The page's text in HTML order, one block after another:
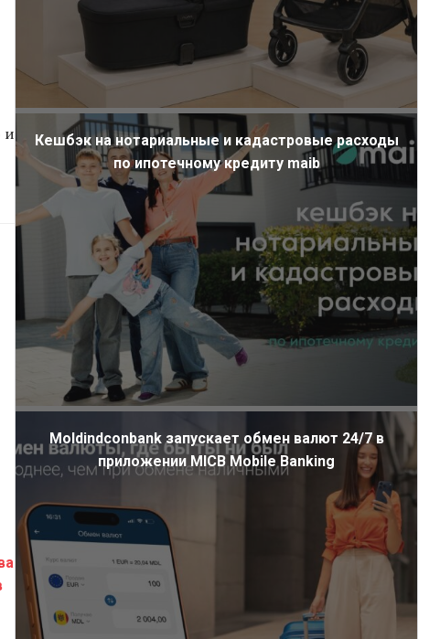
и
Кешбэк на нотариальные и кадастровые расходы
по ипотечному кредиту maib
Moldindconbank запускает обмен валют 24/7 в
приложении MICB Mobile Banking